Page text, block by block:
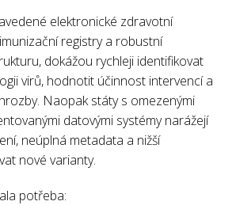
elektronické zdravotní
registry a robustní
dokážou rychleji identifikovat
virů, hodnotit účinnost intervencí a
Naopak státy s omezenými
datovými systémy narážejí
neúplná metadata a nižší
nové varianty.
potřeba: